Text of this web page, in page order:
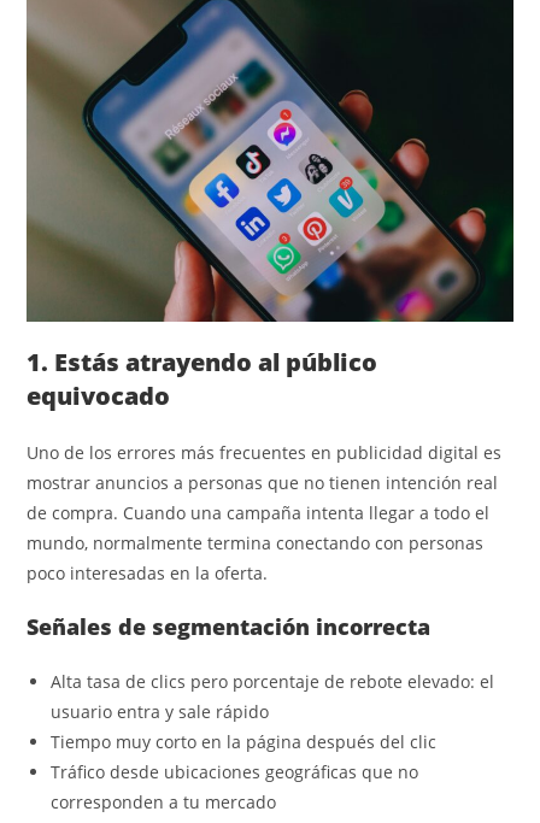
1. Estás atrayendo al público
equivocado
Uno de los errores más frecuentes en publicidad digital es
mostrar anuncios a personas que no tienen intención real
de compra. Cuando una campaña intenta llegar a todo el
mundo, normalmente termina conectando con personas
poco interesadas en la oferta.
Señales de segmentación incorrecta
Alta tasa de clics pero porcentaje de rebote elevado: el
usuario entra y sale rápido
Tiempo muy corto en la página después del clic
Tráfico desde ubicaciones geográficas que no
corresponden a tu mercado